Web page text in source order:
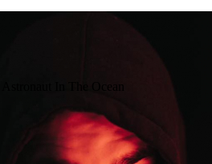
Astronaut In The Ocean